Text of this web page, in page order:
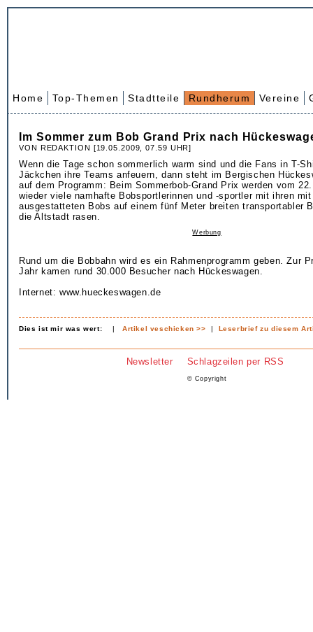
Home Top-Themen Stadtteile Rundherum Vereine
Im Sommer zum Bob Grand Prix nach
VON REDAKTION [19.05.2009, 07.59 UHR]
Wenn die Tage schon sommerlich warm sind und die Fans in T-
Jäckchen ihre Teams anfeuern, dann steht im Bergischen
auf dem Programm: Beim Sommerbob-Grand Prix werden vom
wieder viele namhafte Bobsportlerinnen und -sportler mit ihren
ausgestatteten Bobs auf einem fünf Meter breiten transportabler
die Altstadt rasen.
Werbung
Rund um die Bobbahn wird es ein Rahmenprogramm geben. Zur
Jahr kamen rund 30.000 Besucher nach Hückeswagen.
Internet: www.hueckeswagen.de
Dies ist mir was wert: |Artikel veschicken >> | Leserbrief zu diesem
Newsletter Schlagzeilen per RSS
© Copyright